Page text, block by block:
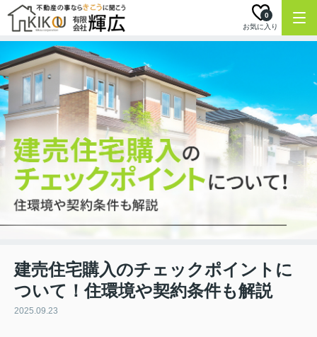
お気に入り
0
建売住宅購入のチェックポイントに
ついて！住環境や契約条件も解説
2025.09.23